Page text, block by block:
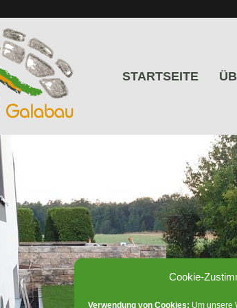
Cookie-
Verwendung von Cookies: Um unsere
STARTSEITE